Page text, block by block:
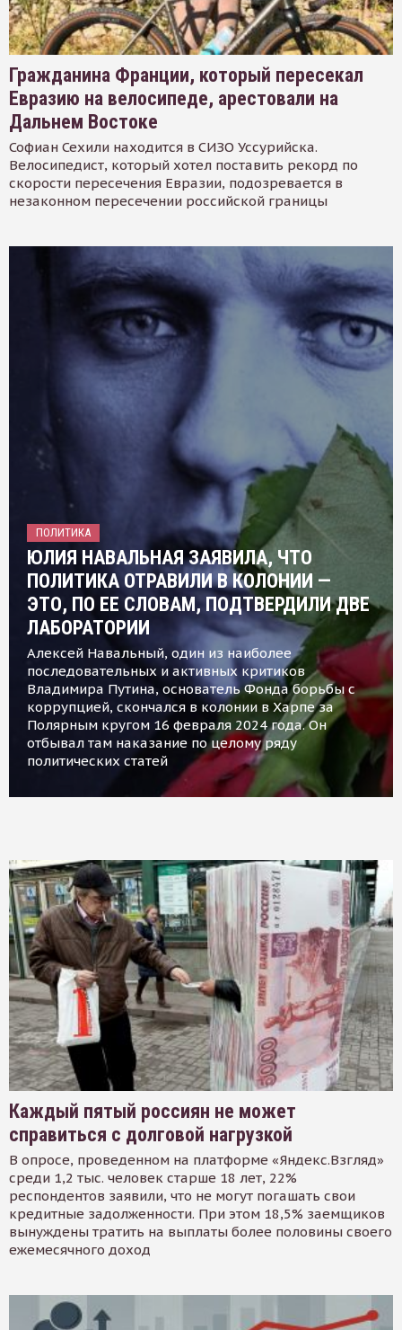
Гражданина Франции, который пересекал
Евразию на велосипеде, арестовали на
Дальнем Востоке
Софиан Сехили находится в СИЗО Уссурийска.
Велосипедист, который хотел поставить рекорд по
скорости пересечения Евразии, подозревается в
незаконном пересечении российской границы
ПОЛИТИКА
ЮЛИЯ НАВАЛЬНАЯ ЗАЯВИЛА, ЧТО
ПОЛИТИКА ОТРАВИЛИ В КОЛОНИИ —
ЭТО, ПО ЕЕ СЛОВАМ, ПОДТВЕРДИЛИ ДВЕ
ЛАБОРАТОРИИ
Алексей Навальный, один из наиболее
последовательных и активных критиков
Владимира Путина, основатель Фонда борьбы с
коррупцией, скончался в колонии в Харпе за
Полярным кругом 16 февраля 2024 года. Он
отбывал там наказание по целому ряду
политических статей
Каждый пятый россиян не может
справиться с долговой нагрузкой
В опросе, проведенном на платформе «Яндекс.Взгляд»
среди 1,2 тыс. человек старше 18 лет, 22%
респондентов заявили, что не могут погашать свои
кредитные задолженности. При этом 18,5% заемщиков
вынуждены тратить на выплаты более половины своего
ежемесячного доход